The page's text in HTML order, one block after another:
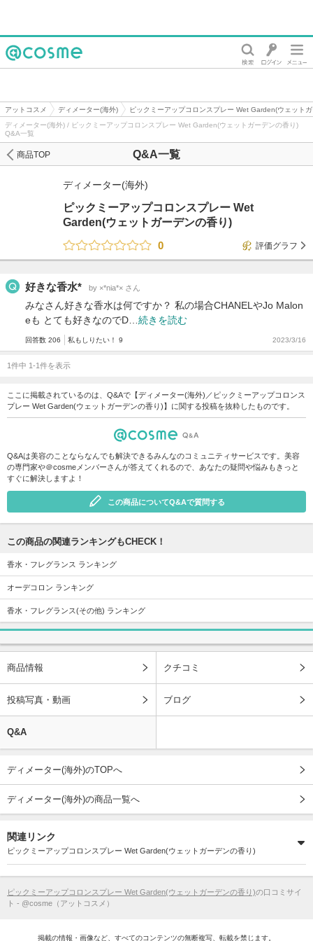
アットコスメ ディメーター(海外)
ピックミーアップコロンスプレー Wet Garden(ウェット
ディメーター(海外) / ピックミーアップコロンスプレー Wet Garden(ウェットガーデンの香り)
Q&A一覧
Q&A一覧
商品TOP
ディメーター(海外)
ピックミーアップコロンスプレー Wet
Garden(ウェットガーデンの香り)
0
評価グラフ
好きな香水* by ×*nia*× さん
みなさん好きな香水は何ですか？ 私の場合CHANELやJo Malon
eも とても好きなのでD… 続きを読む
回答数 206 私もしりたい！ 9 2023/3/16
1件中 1-1件を表示
ここに掲載されているのは、Q&Aで【ディメーター(海外)／ピックミーアップコロンス
プレー Wet Garden(ウェットガーデンの香り)】に関する投稿を抜粋したものです。
Q&Aは美容のことならなんでも解決できるみんなのコミュニティサービスです。美容
の専門家や＠cosmeメンバーさんが答えてくれるので、あなたの疑問や悩みもきっと
すぐに解決しますよ！
この商品についてQ&Aで質問する
この商品の関連ランキングもCHECK！
香水・フレグランス ランキング
オーデコロン ランキング
香水・フレグランス(その他) ランキング
商品情報 クチコミ
投稿写真・動画 ブログ
Q&A
ディメーター(海外)のTOPへ
ディメーター(海外)の商品一覧へ
関連リンク
ピックミーアップコロンスプレー Wet Garden(ウェットガーデンの香り)
ピックミーアップコロンスプレー Wet Garden(ウェットガーデンの香り)の口コミサイ
ト - @cosme（アットコスメ）
掲載の情報・画像など、すべてのコンテンツの無断複写、転載を禁じます。